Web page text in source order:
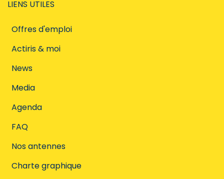
LIENS UTILES
Offres d'emploi
Actiris & moi
News
Media
Agenda
FAQ
Nos antennes
Charte graphique